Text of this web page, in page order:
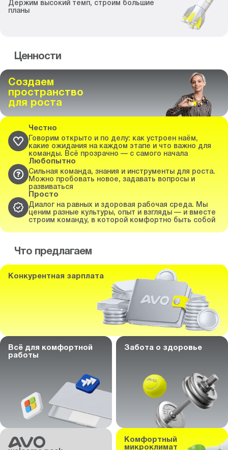
Держим высокий темп, строим большие
планы
Ценности
Создаем
пространство
для роста
Честно
Говорим открыто и по делу: как устроен наём,
какие ожидания на каждом этапе и что важно для
команды. Всё прозрачно — с самого начала
Любопытно
Сильная команда, знания и инструменты для роста.
Можно пробовать новое, задавать вопросы и
развиваться
Просто
Диалог на равных и здоровая рабочая среда. Мы
ценим разные культуры, опыт и взгляды — и вместе
строим команду, в которой комфортно быть собой
Что предлагаем
Конкурентная зарплата
Всё для комфортной
работы
Забота о здоровье
Комфортный
микроклимат